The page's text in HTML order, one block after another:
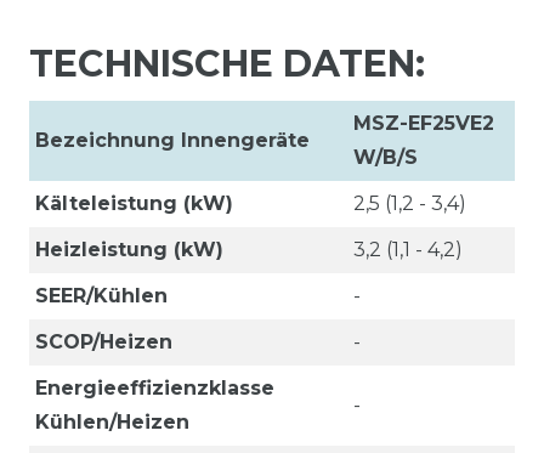
TECHNISCHE DATEN:
Bezeichnung Innengeräte
MSZ-EF25VE2
W/B/S
Kälteleistung (kW)
2,5 (1,2 - 3,4)
Heizleistung (kW)
3,2 (1,1 - 4,2)
SEER/Kühlen
-
SCOP/Heizen
-
Energieeffizienzklasse
Kühlen/Heizen
-